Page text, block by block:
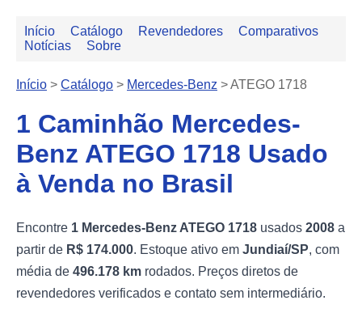
Início Catálogo Revendedores
Comparativos
Notícias
Sobre
Início > Catálogo > Mercedes-Benz >ATEGO 1718
1 Caminhão Mercedes-
Benz ATEGO 1718 Usado
à Venda no Brasil
Encontre 1 Mercedes-Benz ATEGO 1718 usados 2008 a
partir de R$ 174.000. Estoque ativo em Jundiaí/SP, com
média de 496.178 km rodados. Preços diretos de
revendedores verificados e contato sem intermediário.